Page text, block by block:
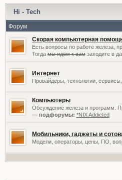
Hi - Tech
Форум
Скорая компьютерная
Есть вопросы по работе железа,
Тогдамы идём к вамзаходите в
Интернет
Провайдеры, технологии,
Компьютеры
Обсуждение железа и программ.
— подфорумы: *NIX Addicted
Мобильники, гаджеты и
Модели, операторы, цены, ПО,